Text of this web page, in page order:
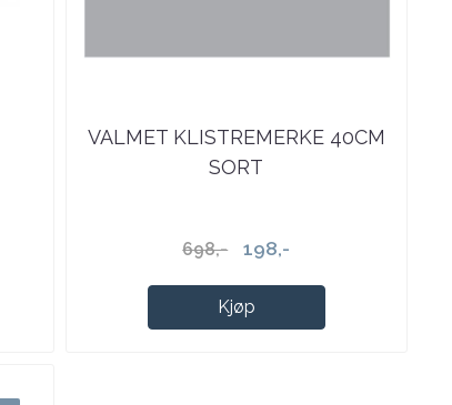
VALMET KLISTREMERKE 40CM
SORT
698,- 198,-
Kjøp